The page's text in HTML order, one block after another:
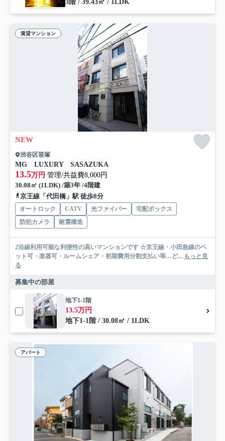
3階 / 39.43㎡ / 1LDK
賃貸マンション
NEW
渋谷区笹塚
MG LUXURY SASAZUKA
13.5万円 管理/共益費8,000円
30.08㎡ (1LDK) /築3年 /4階建
京王線「代田橋」駅 徒歩8分
オートロック CATV 光ファイバー
宅配ボックス
防犯カメラ
耐震構造
2沿線利用可能な利便性の高いマンションです ☆京王線・小田急線のペ
ット可・楽器可・ルームシェア・初期費用分割支払い等…ど... もっと見
る
募集中の部屋
地下1-1階
13.5万円
地下1-1階 / 30.08㎡ / 1LDK
アパート